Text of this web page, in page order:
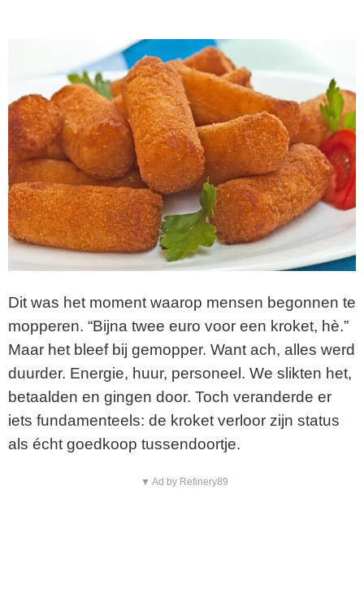
Dit was het moment waarop mensen begonnen te
mopperen. “Bijna twee euro voor een kroket, hè.”
Maar het bleef bij gemopper. Want ach, alles werd
duurder. Energie, huur, personeel. We slikten het,
betaalden en gingen door. Toch veranderde er
iets fundamenteels: de kroket verloor zijn status
als écht goedkoop tussendoortje.
▼ Ad by Refinery89